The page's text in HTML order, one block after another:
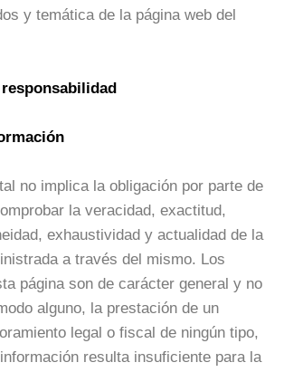
y temática de la página web del
no implica la obligación por parte de
la veracidad, exactitud,
exhaustividad y actualidad de la
a través del mismo. Los
página son de carácter general y no
alguno, la prestación de un
legal o fiscal de ningún tipo,
resulta insuficiente para la